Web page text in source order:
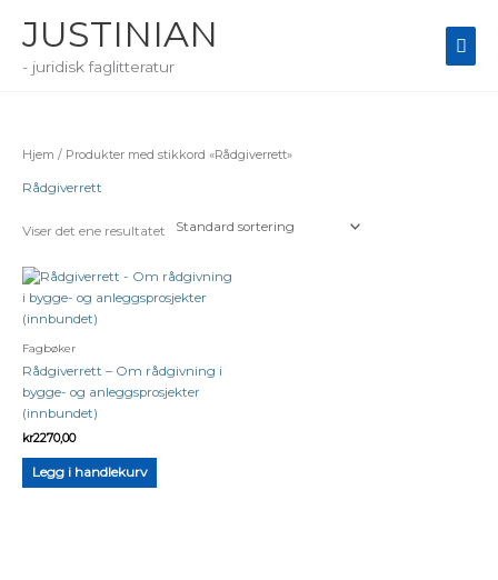
innholdet
JUSTINIAN
- juridisk faglitteratur
Hjem / Produkter med stikkord «Rådgiverrett»
Rådgiverrett
Viser det ene resultatet
Fagbøker
Rådgiverrett – Om rådgivning i
bygge- og anleggsprosjekter
(innbundet)
kr2270,00
Legg i handlekurv